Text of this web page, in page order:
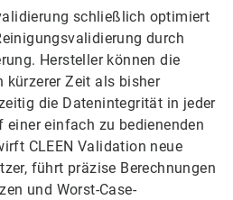
schließlich optimiert
durch
Hersteller können die
kürzerer Zeit als bisher
die Datenintegrität in jeder
einer einfach zu bedienenden
CLEEN Validation neue
führt präzise Berechnungen
und Worst-Case-